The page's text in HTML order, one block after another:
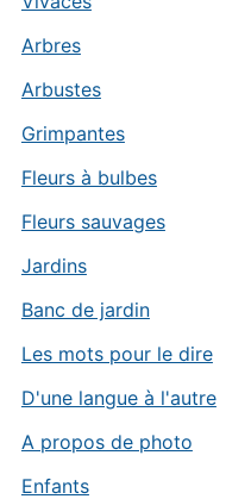
Arbres
Arbustes
Grimpantes
Fleurs à bulbes
Fleurs sauvages
Jardins
Banc de jardin
Les mots pour le dire
D'une langue à l'autre
A propos de photo
Enfants